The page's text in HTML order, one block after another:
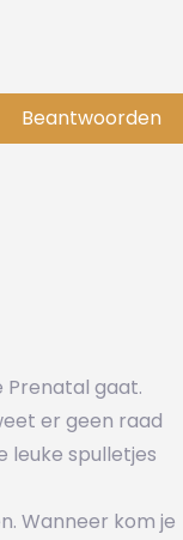
Beantwoorden
Prenatal gaat.
er geen raad
leuke spulletjes
Wanneer kom je